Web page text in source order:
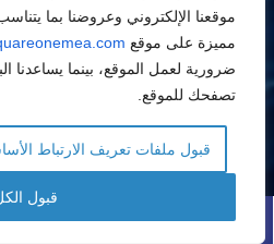
موقعنا الإلكتروني وعروضنا بما
مميزة على موقع
ضرورية لعمل الموقع، بينما يساعدنا
تصفحك للموقع.
قبول ملفات تعريف الارتباط
قبول
اتصل بنا
الحلول
البيانات والذكاء الاصطناعي
الأتمتة الذكية
تحديث التطبيقات وتقنية Low code